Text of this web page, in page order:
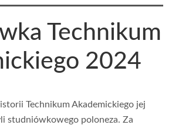
Technikum
2024
Technikum Akademickiego jej
studniówkowego poloneza. Za